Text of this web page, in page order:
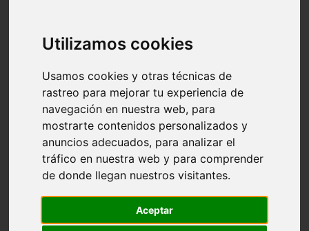
Utilizamos cookies
Usamos cookies y otras técnicas de
rastreo para mejorar tu experiencia de
navegación en nuestra web, para
mostrarte contenidos personalizados y
anuncios adecuados, para analizar el
tráfico en nuestra web y para comprender
de donde llegan nuestros visitantes.
Aceptar
c generalidades del pais
c mendoza
c provincias
c rio negro
c santa fe
c tierra de fuego
c tucuman
c zona austral
carmen
category
destinos
lanzarote
monumentos